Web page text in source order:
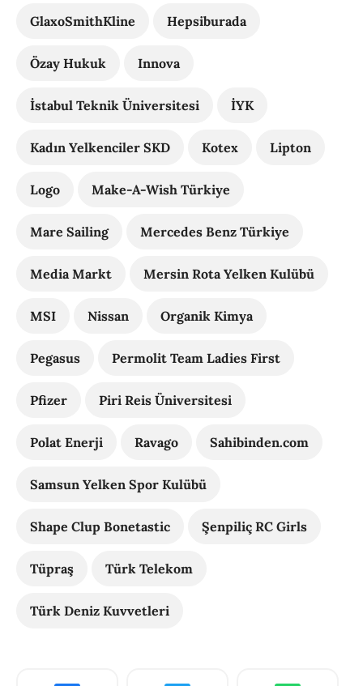
GlaxoSmithKline Hepsiburada
Özay Hukuk Innova
İstabul Teknik Üniversitesi İYK
Kadın Yelkenciler SKD Kotex Lipton
Logo Make-A-Wish Türkiye
Mare Sailing Mercedes Benz Türkiye
Media Markt Mersin Rota Yelken Kulübü
MSI Nissan Organik Kimya
Pegasus Permolit Team Ladies First
Pfizer Piri Reis Üniversitesi
Polat Enerji Ravago Sahibinden.com
Samsun Yelken Spor Kulübü
Shape Clup Bonetastic Şenpiliç RC Girls
Tüpraş Türk Telekom
Türk Deniz Kuvvetleri